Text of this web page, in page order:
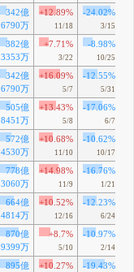
342億
6790万
+12.89%
11/18
-24.02%
3/15
382億
3353万
+7.71%
3/22
-8.98%
10/25
342億
6790万
+16.09%
5/7
-12.55%
5/31
505億
8451万
+13.43%
5/8
-17.06%
6/7
572億
4530万
+10.68%
11/10
-10.62%
10/17
778億
3060万
+14.98%
11/9
-16.76%
1/21
664億
4814万
+10.52%
12/16
-12.23%
6/24
870億
9399万
+8.7%
5/10
-10.97%
2/14
895億
+10.27% -19.43%